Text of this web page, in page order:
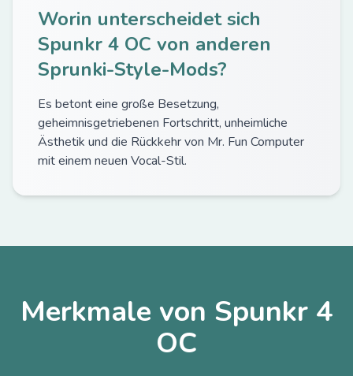
Worin unterscheidet sich
Spunkr 4 OC von anderen
Sprunki-Style-Mods?
Es betont eine große Besetzung,
geheimnisgetriebenen Fortschritt, unheimliche
Ästhetik und die Rückkehr von Mr. Fun Computer
mit einem neuen Vocal-Stil.
Merkmale von Spunkr 4
OC